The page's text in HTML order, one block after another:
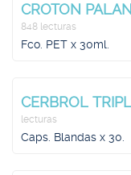
CROTON
848 lecturas
Fco. PET x 30ml.
CERBROL
lecturas
Caps. Blandas x 30.